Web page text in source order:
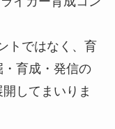
トではなく、育
育成・発信の
してまいりま